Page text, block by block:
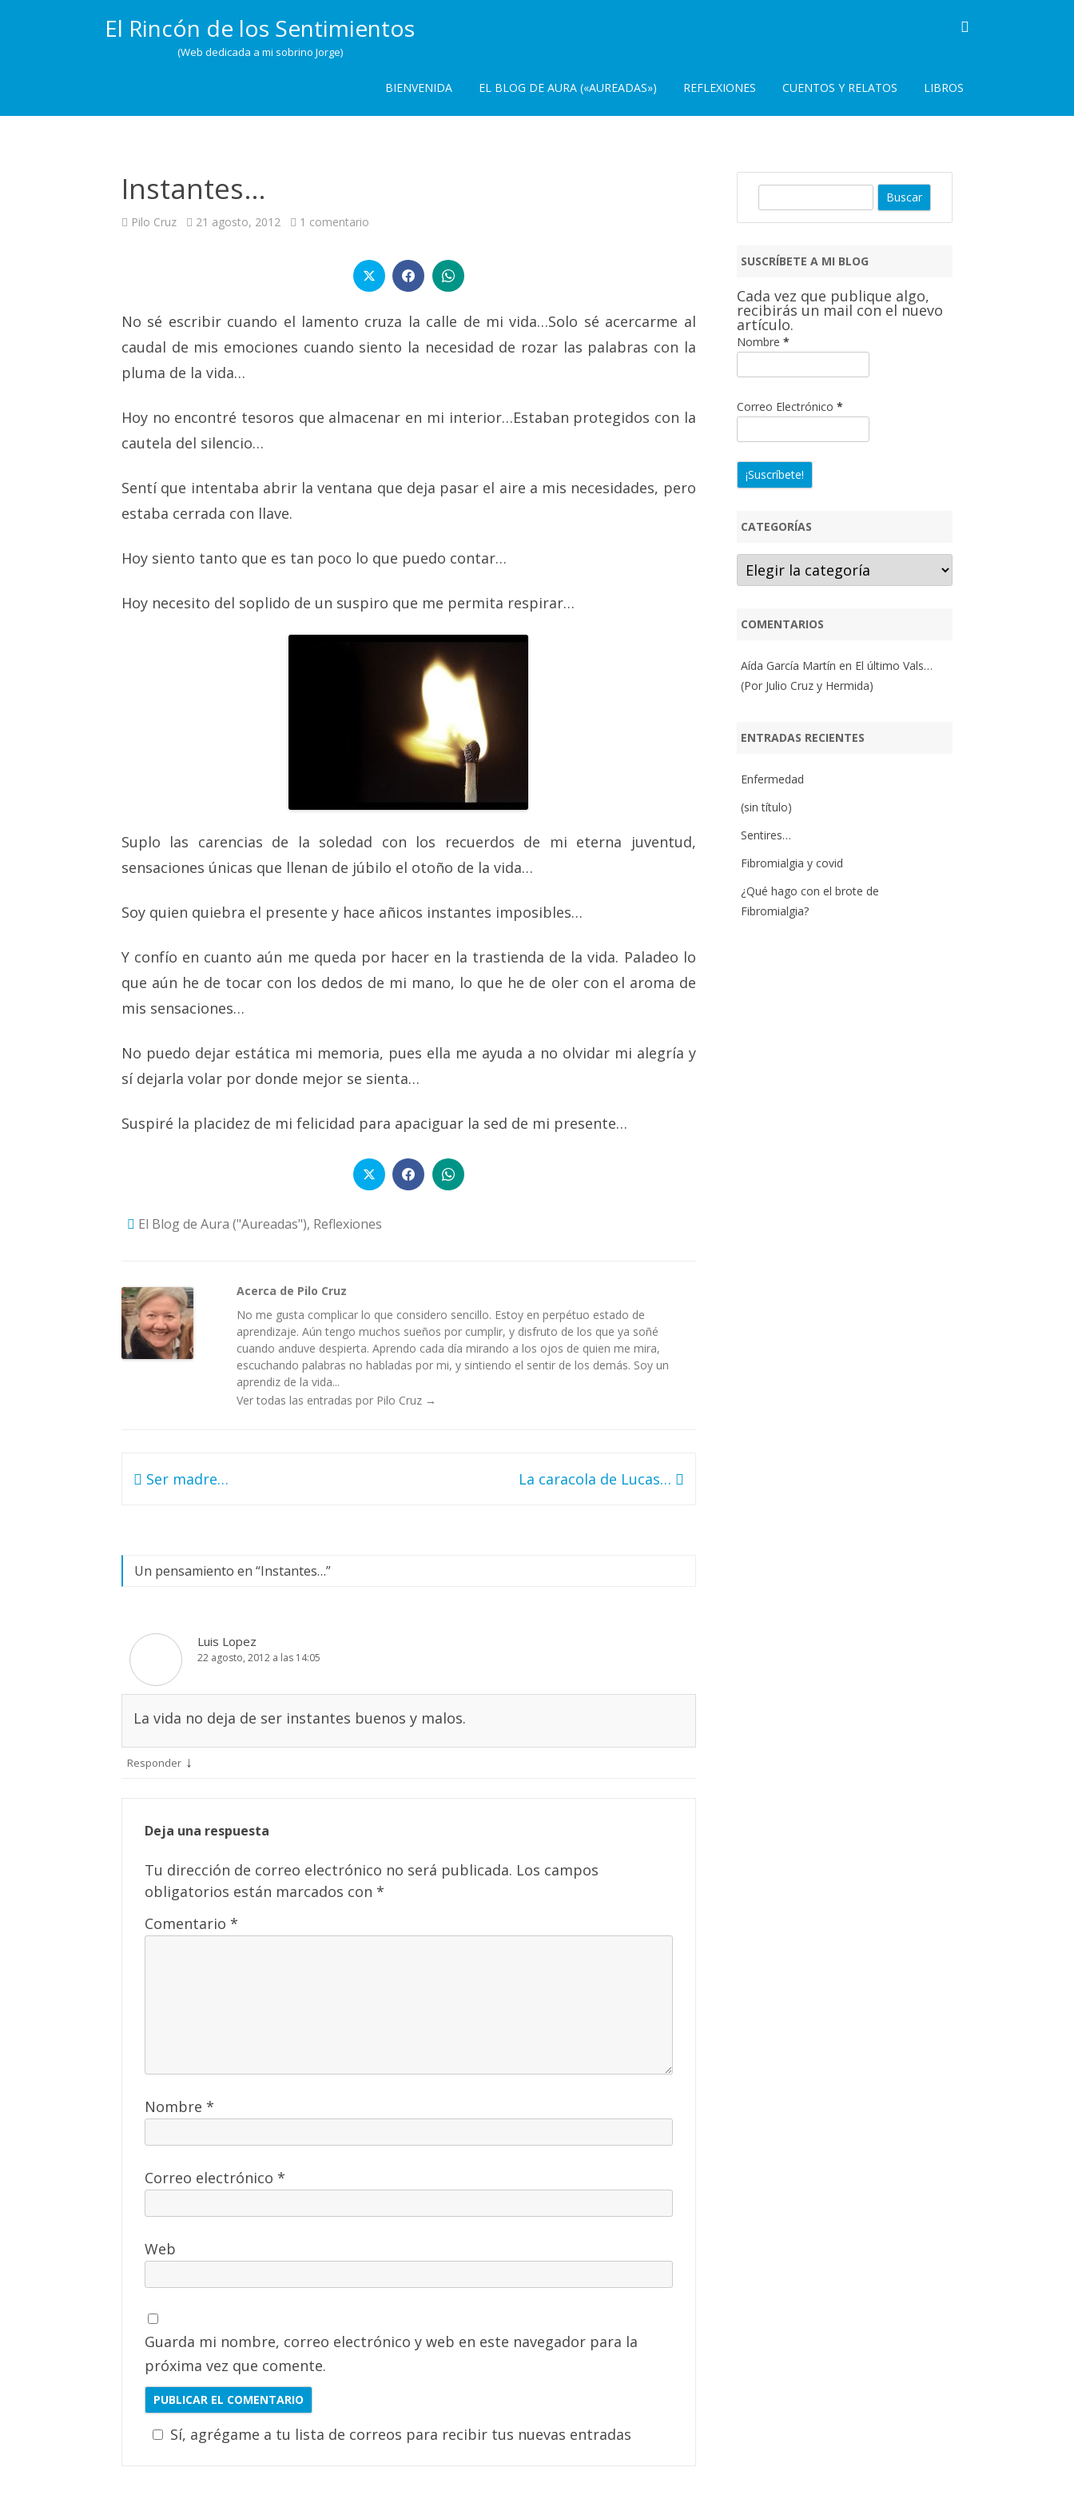
El Rincón de los Sentimientos
(Web dedicada a mi sobrino Jorge)
BIENVENIDA EL BLOG DE AURA («AUREADAS») REFLEXIONES CUENTOS Y RELATOS LIBROS
Instantes…
Pilo Cruz 21 agosto, 2012 1 comentario
No sé escribir cuando el lamento cruza la calle de mi vida…Solo sé acercarme al
caudal de mis emociones cuando siento la necesidad de rozar las palabras con la
pluma de la vida…
Hoy no encontré tesoros que almacenar en mi interior…Estaban protegidos con la
cautela del silencio…
Sentí que intentaba abrir la ventana que deja pasar el aire a mis necesidades, pero
estaba cerrada con llave.
Hoy siento tanto que es tan poco lo que puedo contar…
Hoy necesito del soplido de un suspiro que me permita respirar…
Suplo las carencias de la soledad con los recuerdos de mi eterna juventud,
sensaciones únicas que llenan de júbilo el otoño de la vida…
Soy quien quiebra el presente y hace añicos instantes imposibles…
Y confío en cuanto aún me queda por hacer en la trastienda de la vida. Paladeo lo
que aún he de tocar con los dedos de mi mano, lo que he de oler con el aroma de
mis sensaciones…
No puedo dejar estática mi memoria, pues ella me ayuda a no olvidar mi alegría y
sí dejarla volar por donde mejor se sienta…
Suspiré la placidez de mi felicidad para apaciguar la sed de mi presente…
El Blog de Aura ("Aureadas"), Reflexiones
Acerca de Pilo Cruz
No me gusta complicar lo que considero sencillo. Estoy en perpétuo estado de
aprendizaje. Aún tengo muchos sueños por cumplir, y disfruto de los que ya soñé
cuando anduve despierta. Aprendo cada día mirando a los ojos de quien me mira,
escuchando palabras no habladas por mi, y sintiendo el sentir de los demás. Soy un
aprendiz de la vida...
Ver todas las entradas por Pilo Cruz →
Navegación
Ser madre… La caracola de Lucas…
Un pensamiento en “Instantes…”
Luis Lopez
22 agosto, 2012 a las 14:05
La vida no deja de ser instantes buenos y malos.
Responder ↓
Deja una respuesta
Tu dirección de correo electrónico no será publicada. Los campos
obligatorios están marcados con *
Comentario *
Nombre *
Correo electrónico *
Web
Guarda mi nombre, correo electrónico y web en este navegador para la
próxima vez que comente.
Sí, agrégame a tu lista de correos para recibir tus nuevas entradas
a
r
SUSCRÍBETE A MI BLOG
Cada vez que publique algo,
recibirás un mail con el nuevo
artículo.
Nombre *
Correo Electrónico *
CATEGORÍAS
Categorías
COMENTARIOS
Aída García Martín en El último Vals…
(Por Julio Cruz y Hermida)
ENTRADAS RECIENTES
Enfermedad
(sin título)
Sentires…
Fibromialgia y covid
¿Qué hago con el brote de
Fibromialgia?